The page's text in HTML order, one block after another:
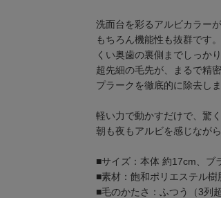
洗面台を彩るアルビカラー
もちろん機能性も抜群です
くい奥歯の裏側までしっかり
超先細の毛先が、まるで精
プラークを徹底的に除去しま
軽い力で動かすだけで、驚
朝も夜もアルビを感じなが
■サイズ：本体 約17cm、ブ
■素材：飽和ポリエステル樹
■毛のかたさ：ふつう（3列